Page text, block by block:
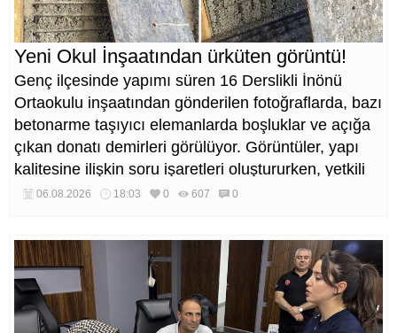
Yeni Okul İnşaatından ürküten görüntü!
Genç ilçesinde yapımı süren 16 Derslikli İnönü
Ortaokulu inşaatından gönderilen fotoğraflarda, bazı
betonarme taşıyıcı elemanlarda boşluklar ve açığa
çıkan donatı demirleri görülüyor. Görüntüler, yapı
kalitesine ilişkin soru işaretleri oluştururken, yetkili
kurumların teknik inceleme yapması çağrısı yapıldı.
06.08.2026 18:03 0 607 0